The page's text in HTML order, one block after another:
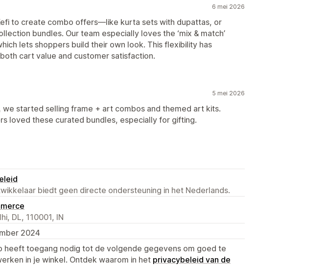
6 mei 2026
to create combo offers—like kurta sets with dupattas, or
bundles. Our team especially loves the ‘mix & match’
lets shoppers build their own look. This flexibility has
cart value and customer satisfaction.
5 mei 2026
we started selling frame + art combos and themed art kits.
loved these curated bundles, especially for gifting.
biedt geen directe ondersteuning in het Nederlands.
DL, 110001, IN
2024
heeft toegang nodig tot de volgende gegevens om goed te
in je winkel. Ontdek waarom in het privacybeleid van de